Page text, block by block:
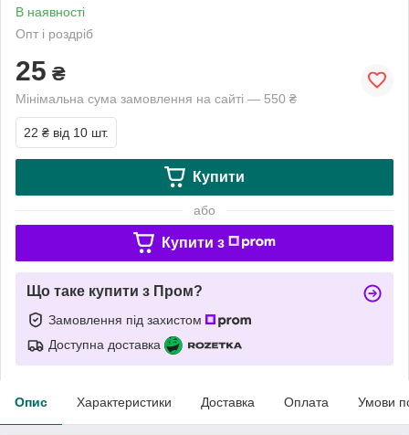
В наявності
Опт і роздріб
25 ₴
Мінімальна сума замовлення на сайті — 550 ₴
22 ₴ від 10 шт.
Купити
або
Купити з
Що таке купити з Пром?
Замовлення під захистом
Доступна доставка
Опис Характеристики Доставка Оплата Умови